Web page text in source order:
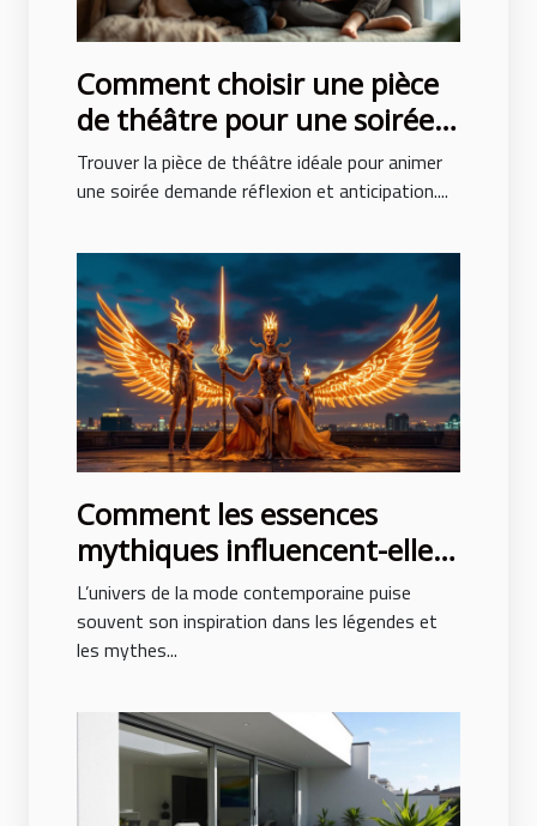
Comment choisir une pièce
de théâtre pour une soirée
réussie ?
Trouver la pièce de théâtre idéale pour animer
une soirée demande réflexion et anticipation....
Comment les essences
mythiques influencent-elles
la mode contemporaine ?
L’univers de la mode contemporaine puise
souvent son inspiration dans les légendes et
les mythes...